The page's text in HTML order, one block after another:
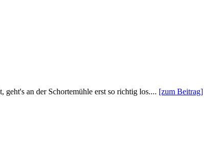
an der Schortemühle erst so richtig los.... [zum Beitrag]